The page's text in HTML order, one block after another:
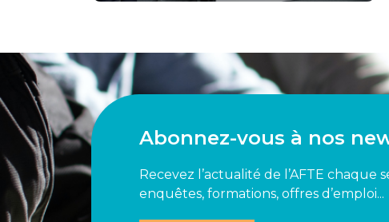
Abonnez-vous à nos
Recevez l’actualité de l’AFTE chaque
enquêtes, formations, offres d’emploi...